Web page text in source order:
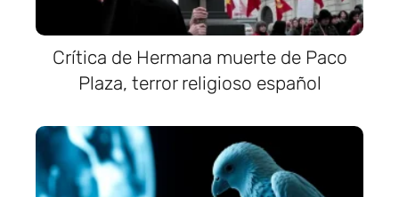
Crítica de Hermana muerte de Paco
Plaza, terror religioso español